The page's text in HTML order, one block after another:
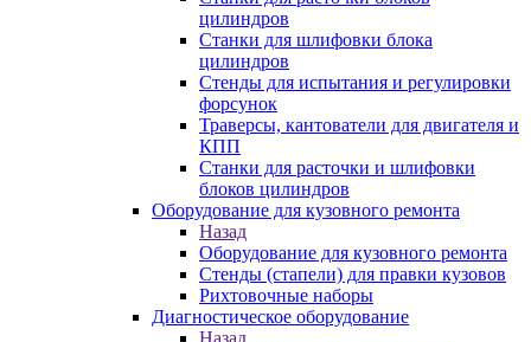
цилиндров
Станки для шлифовки блока
цилиндров
Стенды для испытания и регулировки
форсунок
Траверсы, кантователи для двигателя и
КПП
Станки для расточки и шлифовки
блоков цилиндров
Оборудование для кузовного ремонта
Назад
Оборудование для кузовного ремонта
Стенды (стапели) для правки кузовов
Рихтовочные наборы
Диагностическое оборудование
Назад